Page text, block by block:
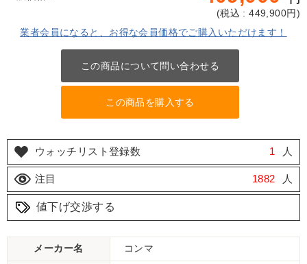
(税込 : 449,900円)
業者会員になると、お得な会員価格でご購入いただけます！
この商品について問い合わせる
この商品を購入する
ウォッチリスト登録数 1 人
注目 1882 人
値下げ交渉する
メーカー名 コンマ